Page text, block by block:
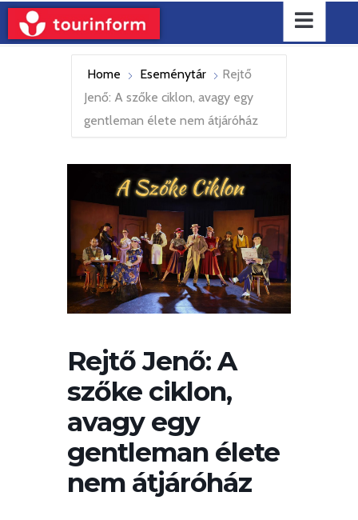
Home Eseménytár
Rejtő
Jenő: A szőke ciklon, avagy egy
gentleman élete nem átjáróház
Rejtő Jenő: A
szőke ciklon,
avagy egy
gentleman élete
nem átjáróház